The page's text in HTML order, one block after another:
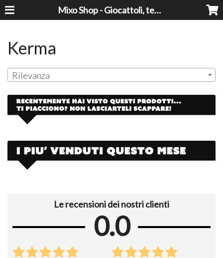
Mixo Shop - Giocattoli, tecnologia, casa e giardino a prezzi super!
Kerma
Rilevanza
Le recensioni dei nostri clienti
0.0